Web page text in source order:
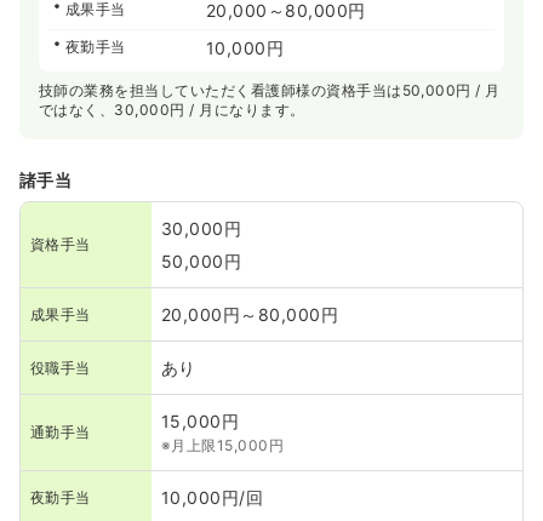
成果手当 20,000～80,000円
夜勤手当 10,000円
技師の業務を担当していただく看護師様の資格手当は50,000円 / 月
ではなく、30,000円 / 月になります。
諸手当
資格手当
30,000円
50,000円
成果手当 20,000円～80,000円
役職手当 あり
通勤手当
15,000円
※月上限15,000円
夜勤手当 10,000円/回